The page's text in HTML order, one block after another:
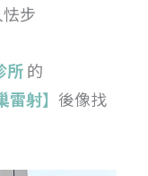
步
所的
射】 後像找